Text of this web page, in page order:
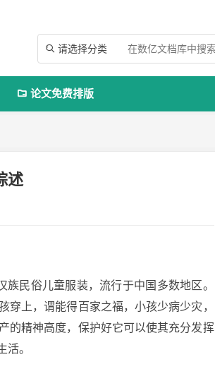
 请选择分类
 论文免费排版
述
民俗儿童服装，流行于中国多数地区。
穿上，谓能得百家之福，小孩少病少灾，
的精神高度，保护好它可以使其充分发挥
。